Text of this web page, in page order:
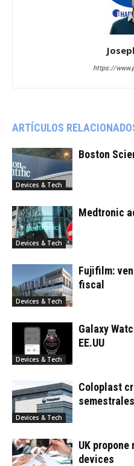
https://
ARTÍCULOS
Devices & Tech
Boston
Devices & Tech
Medtronic
Devices & Tech
Fujifilm:
fiscal
Devices & Tech
Galaxy
EE.UU
Devices & Tech
Coloplast
semestrales
UK
devices